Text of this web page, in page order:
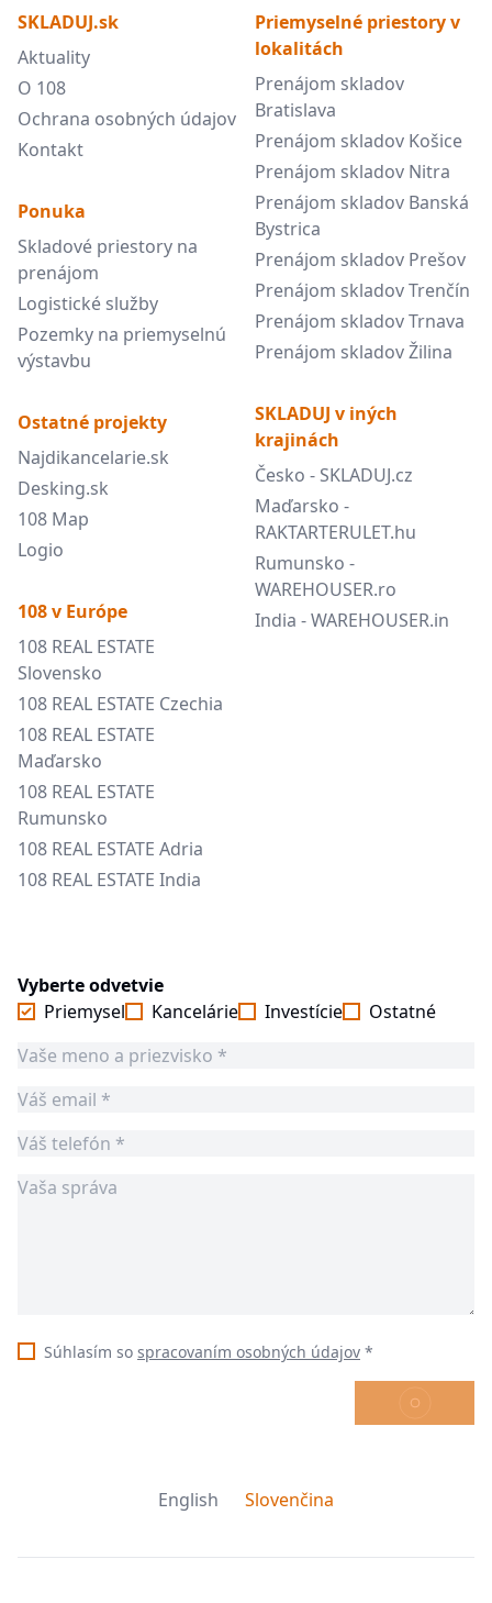
SKLADUJ.sk
Aktuality
O 108
Ochrana osobných údajov
Kontakt
Ponuka
Skladové priestory na
prenájom
Logistické služby
Pozemky na priemyselnú
výstavbu
Ostatné projekty
Najdikancelarie.sk
Desking.sk
108 Map
Logio
108 v Európe
108 REAL ESTATE
Slovensko
108 REAL ESTATE Czechia
108 REAL ESTATE
Maďarsko
108 REAL ESTATE
Rumunsko
108 REAL ESTATE Adria
108 REAL ESTATE India
Priemyselné priestory v
lokalitách
Prenájom skladov
Bratislava
Prenájom skladov Košice
Prenájom skladov Nitra
Prenájom skladov Banská
Bystrica
Prenájom skladov Prešov
Prenájom skladov Trenčín
Prenájom skladov Trnava
Prenájom skladov Žilina
SKLADUJ v iných
krajinách
Česko - SKLADUJ.cz
Maďarsko -
RAKTARTERULET.hu
Rumunsko -
WAREHOUSER.ro
India - WAREHOUSER.in
Vyberte odvetvie
Priemysel
Kancelárie Investície Ostatné
Súhlasím so spracovaním osobných údajov *
ODOSLAŤ
English Slovenčina